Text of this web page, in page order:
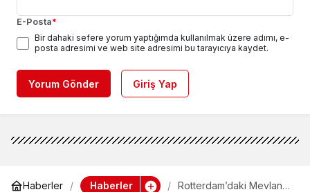
E-Posta*
Bir dahaki sefere yorum yaptığımda kullanılmak üzere adımı, e-
posta adresimi ve web site adresimi bu tarayıcıya kaydet.
Yorum Gönder Giriş Yap
Haberler Haberler
Rotterdam’daki Mevlana